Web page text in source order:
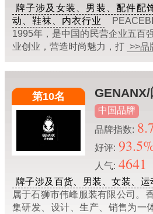
牌子涉及女装、男装、配件配
动、鞋袜、内衣行业
1995年，是中国的民营企业五百
业创业，营造时尚魅力，打 >>品
第10名
中国品牌
品牌指数:
好评:
人气: 4641
牌子涉及百货、男装、女装、运
属于石狮市伟峰服装有限公司。
集研发、设计、生产、销售为一